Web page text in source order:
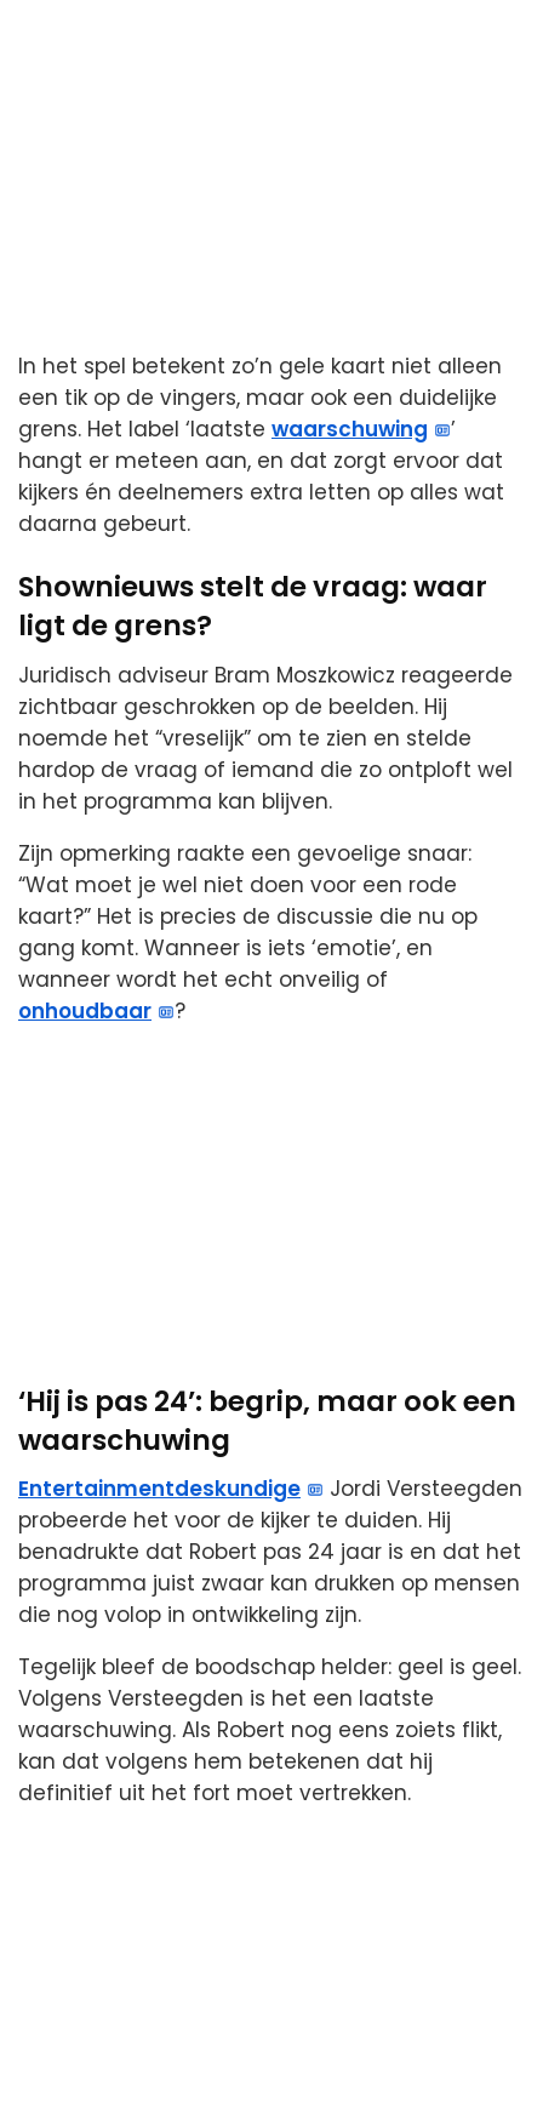
In het spel betekent zo’n gele kaart niet alleen
een tik op de vingers, maar ook een duidelijke
grens. Het label ‘laatste waarschuwing
’
hangt er meteen aan, en dat zorgt ervoor dat
kijkers én deelnemers extra letten op alles wat
daarna gebeurt.
Shownieuws stelt de vraag: waar
ligt de grens?
Juridisch adviseur Bram Moszkowicz reageerde
zichtbaar geschrokken op de beelden. Hij
noemde het “vreselijk” om te zien en stelde
hardop de vraag of iemand die zo ontploft wel
in het programma kan blijven.
Zijn opmerking raakte een gevoelige snaar:
“Wat moet je wel niet doen voor een rode
kaart?” Het is precies de discussie die nu op
gang komt. Wanneer is iets ‘emotie’, en
wanneer wordt het echt onveilig of
onhoudbaar
?
‘Hij is pas 24’: begrip, maar ook een
waarschuwing
Entertainmentdeskundige
Jordi Versteegden
probeerde het voor de kijker te duiden. Hij
benadrukte dat Robert pas 24 jaar is en dat het
programma juist zwaar kan drukken op mensen
die nog volop in ontwikkeling zijn.
Tegelijk bleef de boodschap helder: geel is geel.
Volgens Versteegden is het een laatste
waarschuwing. Als Robert nog eens zoiets flikt,
kan dat volgens hem betekenen dat hij
definitief uit het fort moet vertrekken.